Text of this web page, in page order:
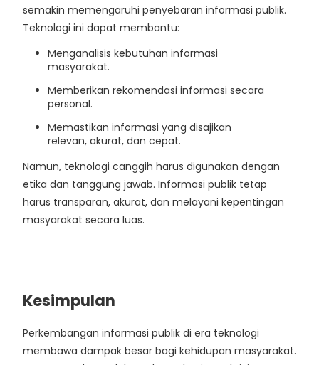
semakin memengaruhi penyebaran informasi publik.
Teknologi ini dapat membantu:
Menganalisis kebutuhan informasi
masyarakat.
Memberikan rekomendasi informasi secara
personal.
Memastikan informasi yang disajikan
relevan, akurat, dan cepat.
Namun, teknologi canggih harus digunakan dengan
etika dan tanggung jawab. Informasi publik tetap
harus transparan, akurat, dan melayani kepentingan
masyarakat secara luas.
Kesimpulan
Perkembangan informasi publik di era teknologi
membawa dampak besar bagi kehidupan masyarakat.